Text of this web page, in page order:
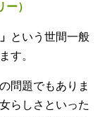
）
という世間一般
す。
問題でもありま
らしさといった